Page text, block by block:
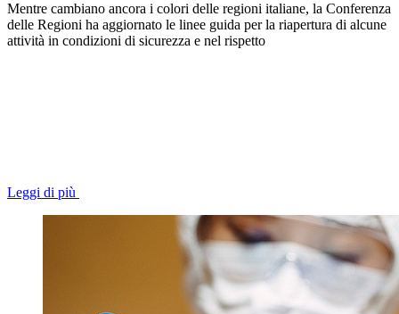
Mentre cambiano ancora i colori delle regioni italiane, la Conferenza
delle Regioni ha aggiornato le linee guida per la riapertura di alcune
attività in condizioni di sicurezza e nel rispetto
Leggi di più